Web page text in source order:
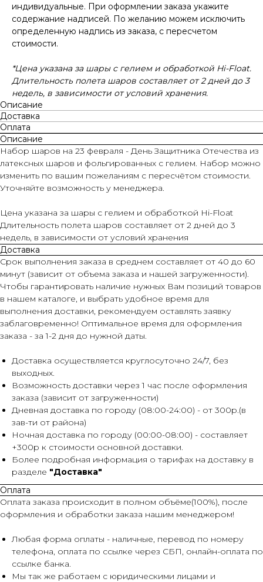
индивидуальные. При оформлении заказа укажите
содержание надписей. По желанию можем исключить
определенную надпись из заказа, с пересчетом
стоимости.
*Цена указана за шары с гелием и обработкой Hi-Float.
Длительность полета шаров составляет от 2 дней до 3
недель, в зависимости от условий хранения.
Описание
Доставка
Оплата
Описание
Набор шаров на 23 февраля - День Защитника Отечества из
латексных шаров и фольгированных с гелием. Набор можно
изменить по вашим пожеланиям с пересчётом стоимости.
Уточняйте возможность у менеджера.
Цена указана за шары с гелием и обработкой Hi-Float
Длительность полета шаров составляет от 2 дней до 3
недель, в зависимости от условий хранения
Доставка
Срок выполнения заказа в среднем составляет от 40 до 60
минут (зависит от объема заказа и нашей загруженности).
Чтобы гарантировать наличие нужных Вам позиций товаров
в нашем каталоге, и выбрать удобное время для
выполнения доставки, рекомендуем оставлять заявку
заблаговременно! Оптимальное время для оформления
заказа - за 1-2 дня до нужной даты.
Доставка осуществляется круглосуточно 24/7, без
выходных.
Возможность доставки через 1 час после оформления
заказа (зависит от загруженности)
Дневная доставка по городу (08:00-24:00) - от 300р.(в
зав-ти от района)
Ночная доставка по городу (00:00-08:00) - составляет
+300р к стоимости основной доставки.
Более подробная информация о тарифах на доставку в
разделе "Доставка"
Оплата
Оплата заказа происходит в полном объёме(100%), после
оформления и обработки заказа нашим менеджером!
Любая форма оплаты - наличные, перевод по номеру
телефона, оплата по ссылке через СБП, онлайн-оплата по
ссылке банка.
Мы так же работаем с юридическими лицами и